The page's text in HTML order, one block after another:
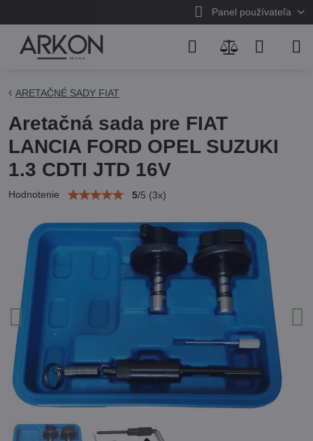
Panel používateľa
ARETAČNÉ SADY FIAT
Aretačná sada pre FIAT
LANCIA FORD OPEL SUZUKI
1.3 CDTI JTD 16V
Hodnotenie 5/5 (3x)